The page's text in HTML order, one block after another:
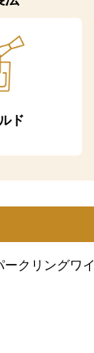
ド
クリングワイ